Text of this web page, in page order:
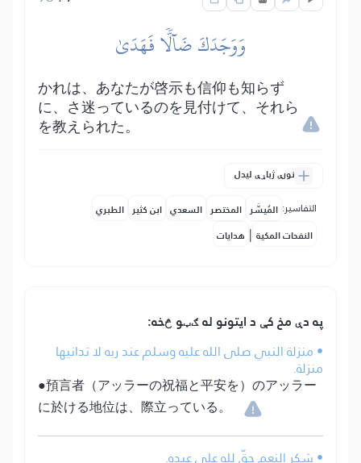
وَوَجَدَكَ ضَآلّٗا فَهَدَىٰ
かれは、あなたが啓示も信仰も知らず
に、さ迷っているのを見付けて、それら
を教えられた。
نورې ژباړې لیدل
التفاسير: المُيسَّر المختصر السعدي ابن كثير الطبري
النفحات المكية | هدايات
په دې مخ کې د ایتونو له ګټو څخه:
• منزلة النبي صلى الله عليه وسلم عند ربه لا تدانيها
منزلة.
●預言者（アッラーの祝福と平安を）のアッラー
に於ける地位は、際立っている。
• شكر النعم حقّ لله على عبده.